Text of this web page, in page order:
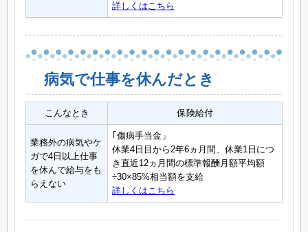
詳しくはこちら
病気で仕事を休んだとき
こんなとき 保険給付
業務外の病気やケ
ガで4日以上仕事
を休んで給与をも
らえない
｢傷病手当金」
休業4日目から2年6ヵ月間、休業1日につ
き直近12ヵ月間の標準報酬月額平均額
÷30×85%相当額を支給
詳しくはこちら